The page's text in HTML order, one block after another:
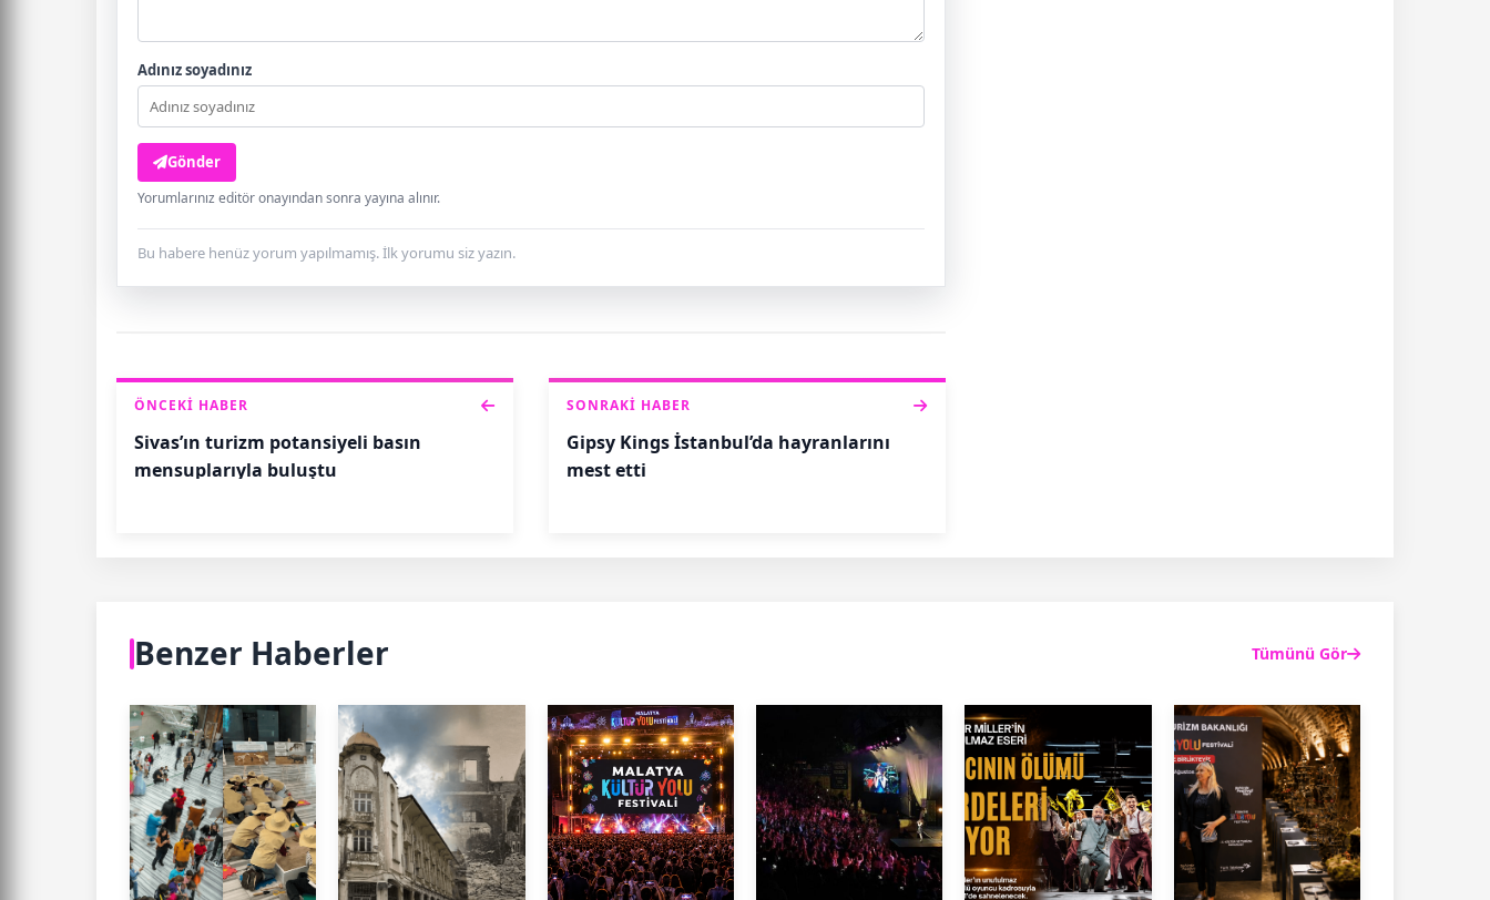
Adınız soyadınız
Gönder
Yorumlarınız editör onayından sonra yayına alınır.
Bu habere henüz yorum yapılmamış. İlk yorumu siz yazın.
ÖNCEKI HABER
Sivas’ın turizm potansiyeli basın
mensuplarıyla buluştu
SONRAKI HABER
Gipsy Kings İstanbul’da hayranlarını
mest etti
Benzer Haberler Tümünü Gör